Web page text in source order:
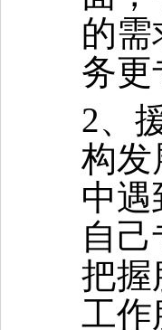
的
务更
2、
构发
中遇
自己
把握
工作